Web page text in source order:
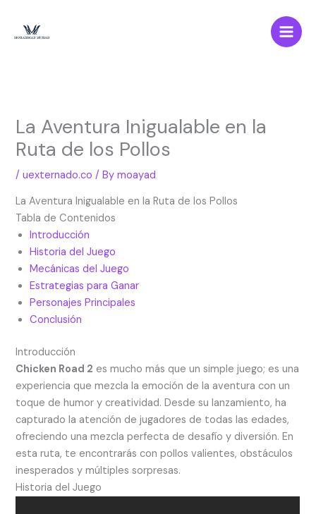
content
La Aventura Inigualable en la
Ruta de los Pollos
/uexternado.co / Bymoayad
La Aventura Inigualable en la Ruta de los Pollos
Tabla de Contenidos
Introducción
Historia del Juego
Mecánicas del Juego
Estrategias para Ganar
Personajes Principales
Conclusión
Introducción
Chicken Road 2 es mucho más que un simple juego; es una
experiencia que mezcla la emoción de la aventura con un
toque de humor y creatividad. Desde su lanzamiento, ha
capturado la atención de jugadores de todas las edades,
ofreciendo una mezcla perfecta de desafío y diversión. En
esta ruta, te encontrarás con pollos valientes, obstáculos
inesperados y múltiples sorpresas.
Historia del Juego